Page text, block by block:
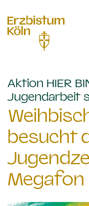
Aktion HIER
Jugendarbeit
besucht
Megafon